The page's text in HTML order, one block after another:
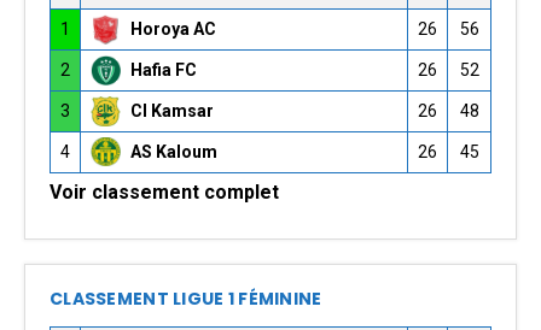
1 Horoya AC 26 56
2 Hafia FC 26 52
3 CI Kamsar 26 48
4 AS Kaloum 26 45
Voir classement complet
CLASSEMENT LIGUE 1 FÉMININE